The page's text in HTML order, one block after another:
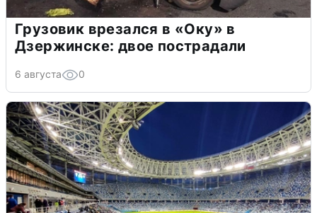
Грузовик врезался в «Оку» в
Дзержинске: двое пострадали
6 августа 0